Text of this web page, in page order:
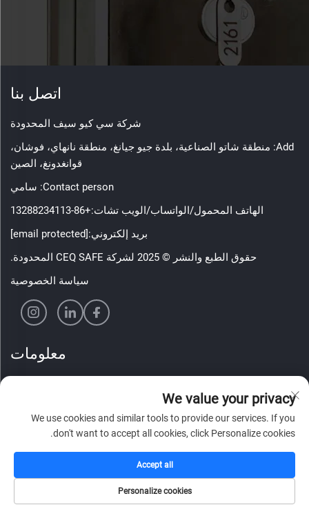
اتصل بنا
شركة سي كيو سيف المحدودة
Add: منطقة شاتو الصناعية، بلدة جيو جيانغ، منطقة نانهاي، فوشان،
قوانغدونغ، الصين
Contact person: سامي
الهاتف المحمول/الواتساب/الويب تشات:+86-13288234113
بريد إلكتروني:[email protected]
حقوق الطبع والنشر © 2025 لشركة CEQ SAFE المحدودة.
سياسة الخصوصية
معلومات
أرسل
We value your privacy
We use cookies and similar tools to provide our services. If you
don't want to accept all cookies, click Personalize cookies.
Personalize cookies
Accept all